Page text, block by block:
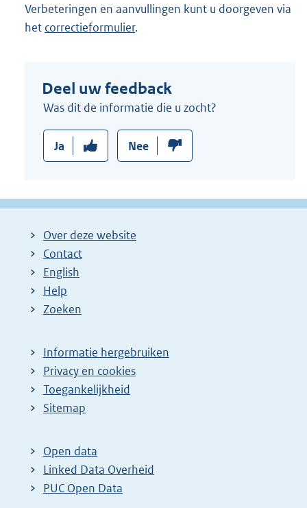
Verbeteringen en aanvullingen kunt u doorgeven via
het correctieformulier.
Deel uw feedback
Was dit de informatie die u zocht?
Ja Nee
Over deze website
Contact
English
Help
Zoeken
Informatie hergebruiken
Privacy en cookies
Toegankelijkheid
Sitemap
Open data
Linked Data Overheid
PUC Open Data